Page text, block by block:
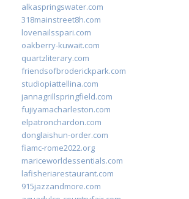
alkaspringswater.com
318mainstreet8h.com
lovenailsspari.com
oakberry-kuwait.com
quartzliterary.com
friendsofbroderickpark.com
studiopiattellina.com
jannagrillspringfield.com
fujiyamacharleston.com
elpatronchardon.com
donglaishun-order.com
fiamc-rome2022.org
mariceworldessentials.com
lafisheriarestaurant.com
915jazzandmore.com